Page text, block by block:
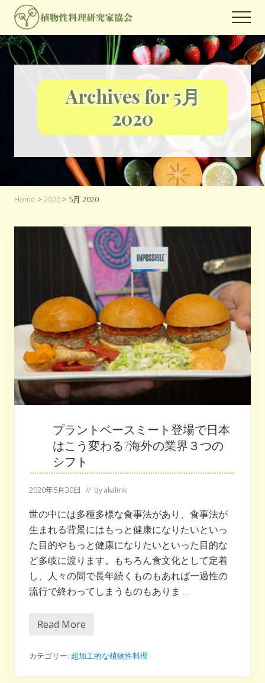
Menu
Skip
main
content
Skip
footer
世
界
中
せ
ラ
ン
ベ
を
る
選
択
Archives for 5月
2020
Home > 2020 > 5月 2020
プラントベースミート登場で日本
はこう変わる?海外の業界３つの
シフト
2020年5月30日 // byakalink
世の中には多種多様な食事法があり、食事法が
生まれる背景にはもっと健康になりたいといっ
た目的やもっと健康になりたいといった目的な
ど多岐に渡ります。もちろん食文化として定着
し、人々の間で長年続くものもあれば一過性の
流行で終わってしまうものもありま …
プ
ト
ー
Read More
カテゴリー: 超加工的な植物性料理